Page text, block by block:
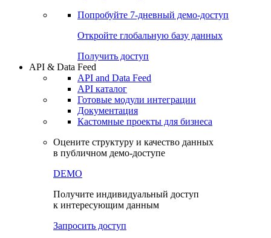
Попробуйте 7-дневный демо-доступ
Откройте глобальную базу данных
Получить доступ
API & Data Feed
API and Data Feed
API каталог
Готовые модули интеграции
Документация
Кастомные проекты для бизнеса
Оцените структуру и качество данных
в публичном демо-доступе
DEMO
Получите индивидуальный доступ
к интересующим данным
Запросить доступ